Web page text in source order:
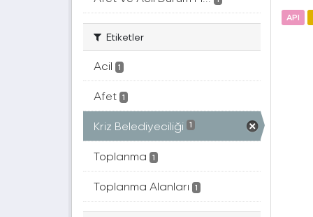
Etiketler
Acil 1
Afet 1
Kriz Belediyeciliği 1
Toplanma 1
Toplanma Alanları 1
API